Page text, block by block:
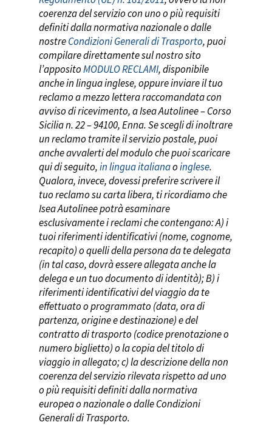
coerenza del servizio con uno o più requisiti
definiti dalla normativa nazionale o dalle
nostreCondizioni Generali di Trasporto,puoi
compilaredirettamente sul nostro sito
l’appositoMODULO RECLAMI,disponibile
anche in lingua inglese,oppureinviare il tuo
reclamo a mezzo lettera raccomandata con
avviso di ricevimento, a Isea Autolinee – Corso
Sicilia n. 22 – 94100, Enna.Se scegli di inoltrare
un reclamo tramite il servizio postale, puoi
anche avvalerti del modulo che puoi scaricare
qui di seguito,in lingua italianaoinglese.
Qualora, invece, dovessi preferire scrivere il
tuo reclamo su carta libera, ti ricordiamo che
Isea Autolineepotrà esaminare
esclusivamente i reclami che contengano: A) i
tuoi riferimenti identificativi (nome, cognome,
recapito) o quelli della persona da te delegata
(in tal caso, dovrà essere allegata anche la
delega e un tuo documento di identità); B) i
riferimenti identificativi del viaggio da te
effettuato o programmato (data, ora di
partenza, origine e destinazione) e del
contratto di trasporto (codice prenotazione o
numero biglietto) o la copia del titolo di
viaggio in allegato; c) la descrizione della non
coerenza del servizio rilevata rispetto ad uno
o più requisiti definiti dalla normativa
europea o nazionale o dalle Condizioni
Generali di Trasporto.
Home
Azienda
La nostra storia
Sostenibilità
Bandi e avvisi in corso
Area Fornitori
Carburante
Città servite
Acireale
Adrano
Aeroporto Catania
Agira
Aidone
Avola
Biancavilla
Bronte
Butera
Caltagirone
Caltanissetta
Castelmola
Catania
Enna
Gela
Servizi
Servizi di linea
Servizi a chiamata
Servizi Gran Turismo
Servizio HopOn HopOff
Biglietterie
Info
Contatti
Titoli di viaggio
Mobilità ridotta
Bambini
Bagagli
Animali
Oggetti smarriti
Rimborsi
Richiesta fattura
Localizza Bus
Area Clienti
Accedi/Registrati
Acquista abbonamento
Modifica biglietto
Modifica abbonamento
Avvisi
Richiesta biglietti FF.OO
Cerca il tuo Autobus
Informativa privacy
Condizioni di trasporto
Protocollo di sicurezza
Mobilità ridotta
Segnalazioni e reclami
In caso di sciopero
Segnalazioni –